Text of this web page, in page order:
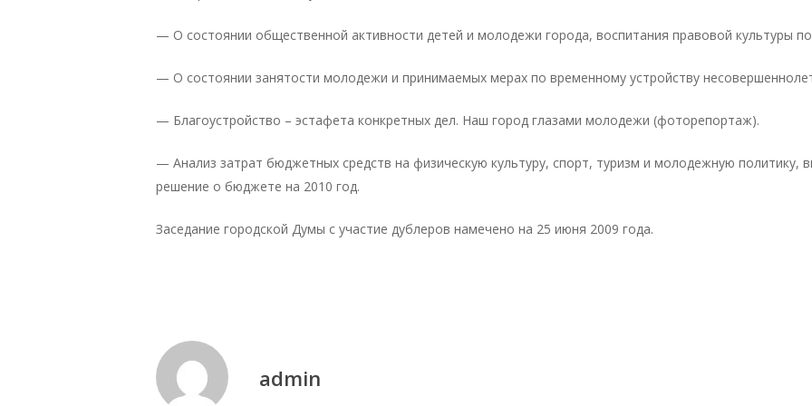
— О состоянии общественной активности детей и молодежи города, воспитания правовой культуры
— О состоянии занятости молодежи и принимаемых мерах по временному устройству
— Благоустройство – эстафета конкретных дел. Наш город глазами молодежи (фоторепортаж).
— Анализ затрат бюджетных средств на физическую культуру, спорт, туризм и молодежную политику,
решение о бюджете на 2010 год.
Заседание городской Думы с участие дублеров намечено на 25 июня 2009 года.
admin